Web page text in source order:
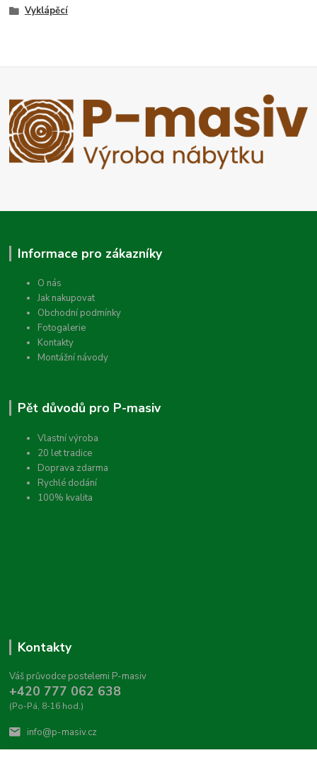
Vyklápěcí
Informace pro zákazníky
O nás
Jak nakupovat
Obchodní podmínky
Fotogalerie
Kontakty
Montážní návody
Pět důvodů pro P-masiv
Vlastní výroba
20 let tradice
Doprava zdarma
Rychlé dodání
100% kvalita
Kontakty
Váš průvodce postelemi P-masiv
+420 777 062 638
(Po-Pá, 8-16 hod.)
info@p-masiv.cz